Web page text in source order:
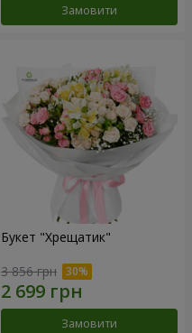
Замовити
Букет "Хрещатик"
3 856 грн
Замовити